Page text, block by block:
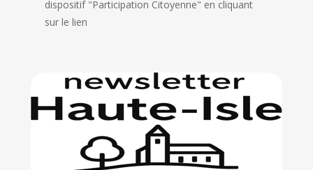
dispositif "Participation Citoyenne" en cliquant
sur le lien